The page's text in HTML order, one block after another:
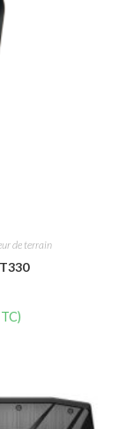
de terrain